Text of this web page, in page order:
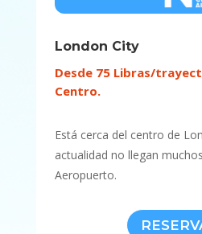
London City
Desde 75 Libras/
Centro.
Está cerca del centro de
actualidad no llegan
Aeropuerto.